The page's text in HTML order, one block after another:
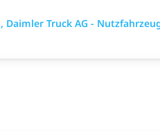
Truck AG -